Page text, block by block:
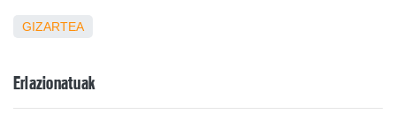
GIZARTEA
Erlazionatuak